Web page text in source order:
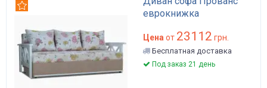
еврокнижка
Цена от 23112 грн.
Бесплатная доставка
Под заказ 21 день